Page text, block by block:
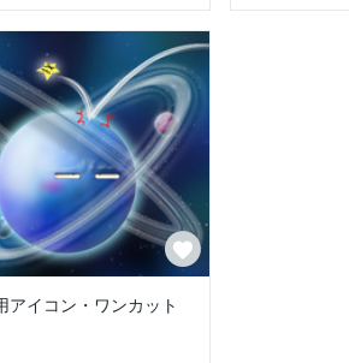
らずご了承下さいませ。
う事がご理解（？）出来るかと思います。
アイコン・ワンカット